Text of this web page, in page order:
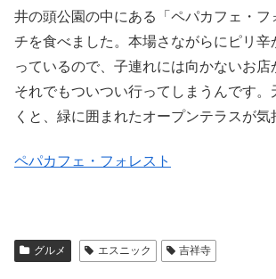
井の頭公園の中にある「ペパカフェ・フ
チを食べました。本場さながらにピリ辛
っているので、子連れには向かないお店
それでもついつい行ってしまうんです。
くと、緑に囲まれたオープンテラスが気
ペパカフェ・フォレスト
グルメ エスニック 吉祥寺